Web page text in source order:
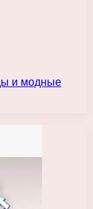
и модные